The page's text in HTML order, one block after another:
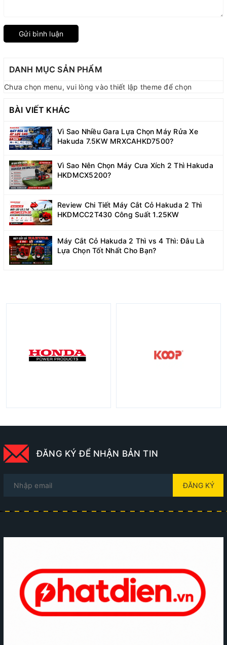
Gửi bình luận
DANH MỤC SẢN PHẨM
Chưa chọn menu, vui lòng vào thiết lập theme để chọn
BÀI VIẾT KHÁC
Vì Sao Nhiều Gara Lựa Chọn Máy Rửa Xe
Hakuda 7.5KW MRXCAHKD7500?
Vì Sao Nên Chọn Máy Cưa Xích 2 Thì Hakuda
HKDMCX5200?
Review Chi Tiết Máy Cắt Cỏ Hakuda 2 Thì
HKDMCC2T430 Công Suất 1.25KW
Máy Cắt Cỏ Hakuda 2 Thì vs 4 Thì: Đâu Là
Lựa Chọn Tốt Nhất Cho Bạn?
ĐĂNG KÝ ĐỂ NHẬN BẢN TIN
ĐĂNG KÝ